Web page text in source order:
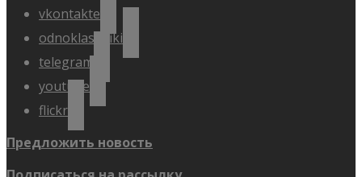
vkontakte
odnoklassniki
telegram
youtube
flickr
Предложить новость